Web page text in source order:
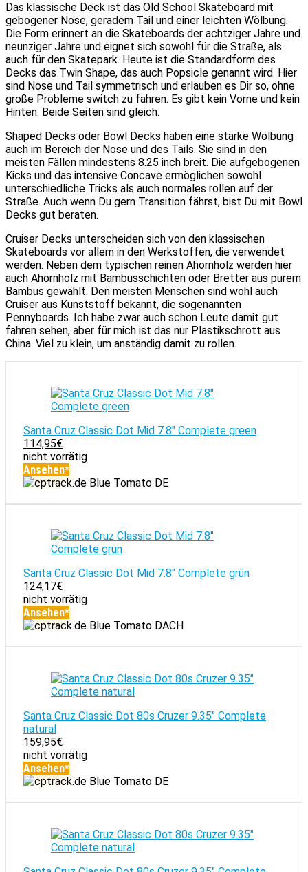
Das klassische Deck ist das Old School Skateboard mit
gebogener Nose, geradem Tail und einer leichten Wölbung.
Die Form erinnert an die Skateboards der achtziger Jahre und
neunziger Jahre und eignet sich sowohl für die Straße, als
auch für den Skatepark. Heute ist die Standardform des
Decks das Twin Shape, das auch Popsicle genannt wird. Hier
sind Nose und Tail symmetrisch und erlauben es Dir so, ohne
große Probleme switch zu fahren. Es gibt kein Vorne und kein
Hinten. Beide Seiten sind gleich.
Shaped Decks oder Bowl Decks haben eine starke Wölbung
auch im Bereich der Nose und des Tails. Sie sind in den
meisten Fällen mindestens 8.25 inch breit. Die aufgebogenen
Kicks und das intensive Concave ermöglichen sowohl
unterschiedliche Tricks als auch normales rollen auf der
Straße. Auch wenn Du gern Transition fährst, bist Du mit Bowl
Decks gut beraten.
Cruiser Decks unterscheiden sich von den klassischen
Skateboards vor allem in den Werkstoffen, die verwendet
werden. Neben dem typischen reinen Ahornholz werden hier
auch Ahornholz mit Bambusschichten oder Bretter aus purem
Bambus gewählt. Den meisten Menschen sind wohl auch
Cruiser aus Kunststoff bekannt, die sogenannten
Pennyboards. Ich habe zwar auch schon Leute damit gut
fahren sehen, aber für mich ist das nur Plastikschrott aus
China. Viel zu klein, um anständig damit zu rollen.
Santa Cruz Classic Dot Mid 7.8" Complete green
114,95€
nicht vorrätig
Ansehen*
Blue Tomato DE
Santa Cruz Classic Dot Mid 7.8" Complete grün
124,17€
nicht vorrätig
Ansehen*
Blue Tomato DACH
Santa Cruz Classic Dot 80s Cruzer 9.35" Complete
natural
159,95€
nicht vorrätig
Ansehen*
Blue Tomato DE